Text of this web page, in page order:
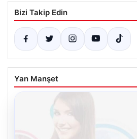
Bizi Takip Edin
Yan Manşet